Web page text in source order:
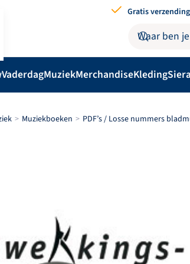
Gratis
VaderdagMuziekMerchandiseKleding
Muziekboeken PDF’s / Losse nummers